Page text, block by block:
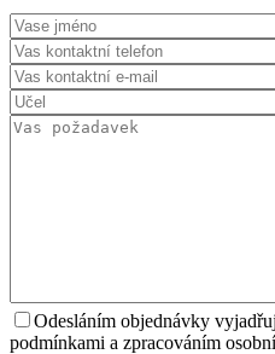
Odesláním objednávky
podmínkami a zpracováním